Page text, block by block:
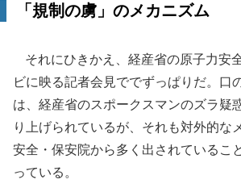
「規制の虜」のメカニズム
それにひきかえ、経産省の原子力安
ビに映る記者会見ででずっぱりだ。口
は、経産省のスポークスマンのズラ疑
り上げられているが、それも対外的な
安全・保安院から多く出されているこ
っている。